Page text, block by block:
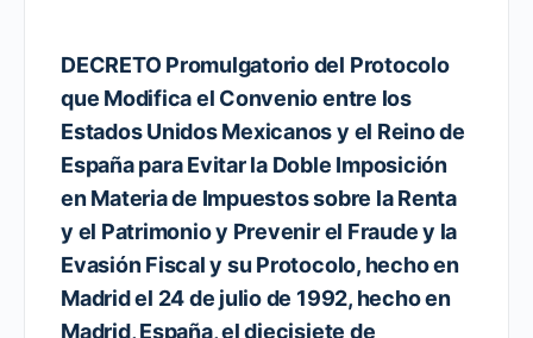
DECRETO Promulgatorio del Protocolo
que Modifica el Convenio entre los
Estados Unidos Mexicanos y el Reino de
España para Evitar la Doble Imposición
en Materia de Impuestos sobre la Renta
y el Patrimonio y Prevenir el Fraude y la
Evasión Fiscal y su Protocolo, hecho en
Madrid el 24 de julio de 1992, hecho en
Madrid, España, el diecisiete de